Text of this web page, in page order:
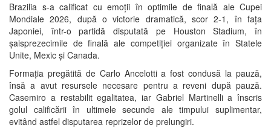
Brazilia s-a calificat cu emoții în optimile de finală ale Cupei
Mondiale 2026, după o victorie dramatică, scor 2-1, în fața
Japoniei, într-o partidă disputată pe Houston Stadium, în
șaisprezecimile de finală ale competiției organizate în Statele
Unite, Mexic și Canada.
Formația pregătită de Carlo Ancelotti a fost condusă la pauză,
însă a avut resursele necesare pentru a reveni după pauză.
Casemiro a restabilit egalitatea, iar Gabriel Martinelli a înscris
golul calificării în ultimele secunde ale timpului suplimentar,
evitând astfel disputarea reprizelor de prelungiri.